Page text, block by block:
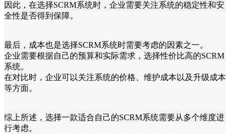
因此，在选择SCRM系统时，企业需要关注系统的稳定性和安
全性是否得到保障。
最后，成本也是选择SCRM系统时需要考虑的因素之一。
企业需要根据自己的预算和实际需求，选择性价比高的SCRM
系统。
在对比时，企业可以关注系统的价格、维护成本以及升级成本
等方面。
综上所述，选择一款适合自己的SCRM系统需要从多个维度进
行考虑。